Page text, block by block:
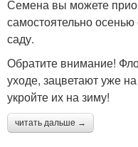
Семена вы можете
самостоятельно
саду.
Обратите внимание!
уходе, зацветают уже
укройте их на зиму!
читать дальше →